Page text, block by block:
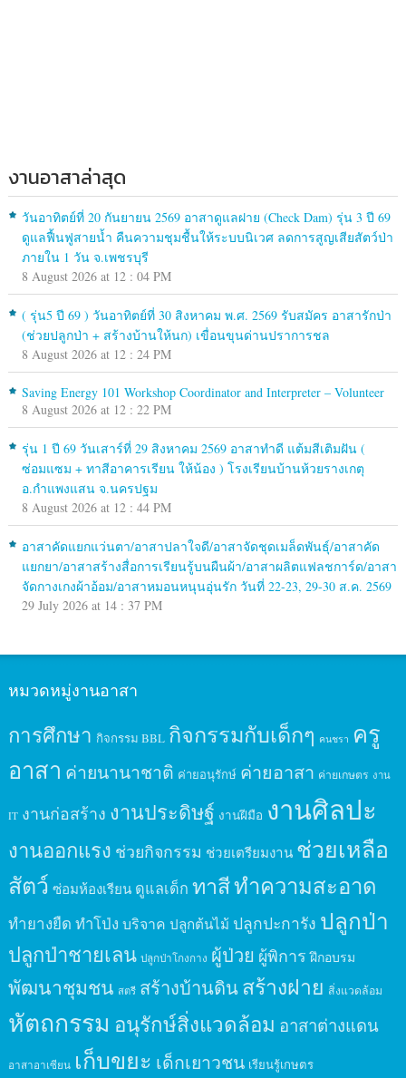
งานอาสาล่าสุด
วันอาทิตย์ที่ 20 กันยายน 2569 อาสาดูแลฝาย (Check Dam) รุ่น 3 ปี 69
ดูแลฟื้นฟูสายน้ำ คืนความชุมชื้นให้ระบบนิเวศ ลดการสูญเสียสัตว์ป่า
ภายใน 1 วัน จ.เพชรบุรี
8 August 2026 at 12 : 04 PM
( รุ่น5 ปี 69 ) วันอาทิตย์ที่ 30 สิงหาคม พ.ศ. 2569 รับสมัคร อาสารักป่า
(ช่วยปลูกป่า + สร้างบ้านให้นก) เขื่อนขุนด่านปราการชล
8 August 2026 at 12 : 24 PM
Saving Energy 101 Workshop Coordinator and Interpreter – Volunteer
8 August 2026 at 12 : 22 PM
รุ่น 1 ปี 69 วันเสาร์ที่ 29 สิงหาคม 2569 อาสาทำดี แต้มสีเติมฝัน (
ซ่อมแซม + ทาสีอาคารเรียน ให้น้อง ) โรงเรียนบ้านห้วยรางเกตุ
อ.กำแพงแสน จ.นครปฐม
8 August 2026 at 12 : 44 PM
อาสาคัดแยกแว่นตา/อาสาปลาใจดี/อาสาจัดชุดเมล็ดพันธุ์/อาสาคัด
แยกยา/อาสาสร้างสื่อการเรียนรู้บนผืนผ้า/อาสาผลิตแฟลชการ์ด/อาสา
จัดกางเกงผ้าอ้อม/อาสาหมอนหนุนอุ่นรัก วันที่ 22-23, 29-30 ส.ค. 2569
29 July 2026 at 14 : 37 PM
หมวดหมู่งานอาสา
การศึกษา กิจกรรม BBL กิจกรรมกับเด็กๆ คนชรา ครู
อาสา ค่ายนานาชาติ ค่ายอนุรักษ์ ค่ายอาสา ค่ายเกษตร งาน
IT งานก่อสร้าง งานประดิษฐ์ งานฝีมือ งานศิลปะ
งานออกแรง ช่วยกิจกรรม ช่วยเตรียมงาน ช่วยเหลือ
สัตว์ ซ่อมห้องเรียน ดูแลเด็ก ทาสีทำความสะอาด
ทำยางยืด ทำโป่ง บริจาค ปลูกต้นไม้ ปลูกปะการัง ปลูกป่า
ปลูกป่าชายเลน ปลูกป่าโกงกาง ผู้ป่วย ผู้พิการ ฝึกอบรม
พัฒนาชุมชน สตรี สร้างบ้านดินสร้างฝาย สิ่งแวดล้อม
หัตถกรรม อนุรักษ์สิ่งแวดล้อม อาสาต่างแดน
อาสาอาเซียน เก็บขยะ เด็กเยาวชน เรียนรู้เกษตร